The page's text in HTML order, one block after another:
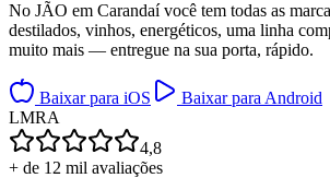
No JÃO em Carandaí você tem todas as
destilados, vinhos, energéticos, uma linha
muito mais — entregue na sua porta, rápido.
Baixar para iOS
Baixar para Android
LMRA
4,8
+ de 12 mil avaliações